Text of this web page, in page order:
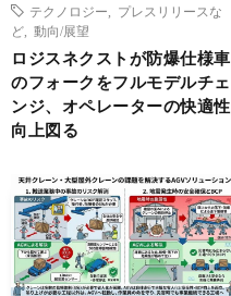
テクノロジー
プレスリリースな
ど
動向/展望
ロジスネクストが防爆仕様車
のフォークをフルモデルチェ
ンジ、オペレーターの快適性
向上図る